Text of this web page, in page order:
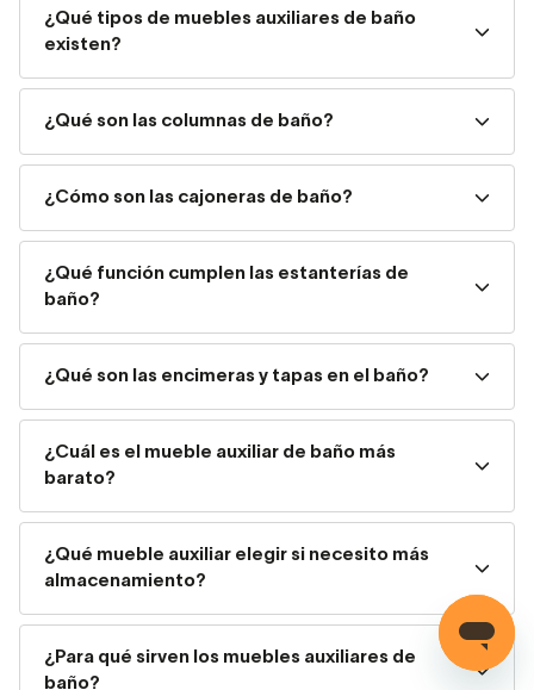
con ruedas. Las encontrarás con unúnico cajón, a
Estanterías de baño: Es el mueble auxiliar de baño
más versátil. Desde cajones sencillos que pueden ir
estética y, además de para mantener el orden, se
utilizanpara colocar elementos de decoración.
Encimeras y tapas: Idóneas tanto a nivel
decorativo como práctico, suelen
encontrarsecomo base paralavabos sobre
Encontrar un mueble auxiliar de
Cuando se trata de encontrar un mueble auxiliar de baño
¿Qué tipos de muebles auxiliares de baño
existen?
¿Qué son las columnas de baño?
¿Cómo son las cajoneras de baño?
¿Qué función cumplen las estanterías de
baño?
¿Qué son las encimeras y tapas en el baño?
¿Cuál es el mueble auxiliar de baño más
barato?
¿Qué mueble auxiliar elegir si necesito más
almacenamiento?
¿Para qué sirven los muebles auxiliares de
baño?